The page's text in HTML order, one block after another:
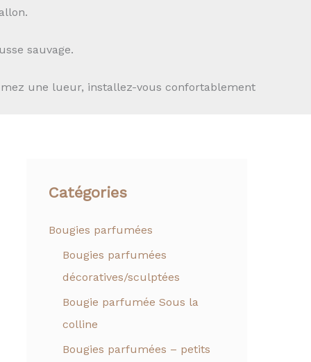
sauvage.
une lueur, installez-vous confortablement
Catégories
Bougies parfumées
Bougies parfumées
décoratives/sculptées
Bougie parfumée Sous la
colline
Bougies parfumées – petits